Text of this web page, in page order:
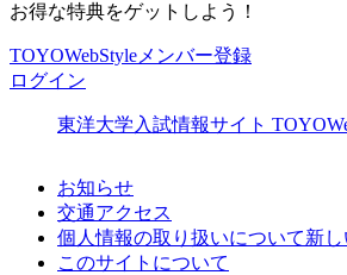
お得な特典をゲットしよう！
TOYOWebStyleメンバー登録
ログイン
東洋大学入試情報サイト
お知らせ
交通アクセス
個人情報の取り扱いについて新し
このサイトについて